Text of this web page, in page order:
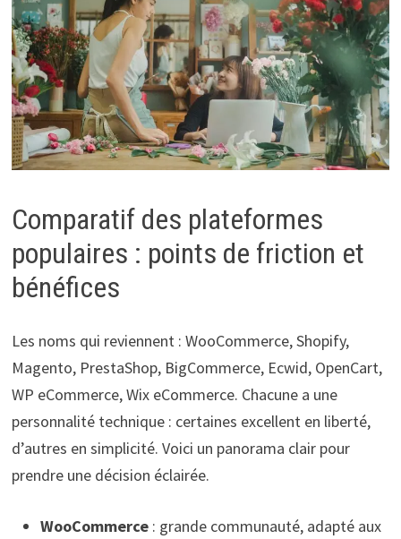
Comparatif des plateformes
populaires : points de friction et
bénéfices
Les noms qui reviennent : WooCommerce, Shopify,
Magento, PrestaShop, BigCommerce, Ecwid, OpenCart,
WP eCommerce, Wix eCommerce. Chacune a une
personnalité technique : certaines excellent en liberté,
d’autres en simplicité. Voici un panorama clair pour
prendre une décision éclairée.
WooCommerce: grande communauté, adapté aux